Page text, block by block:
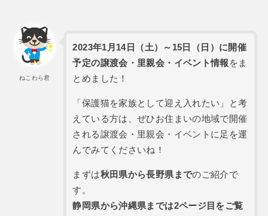
ねこわら君
2023年1月14日（土）～15日（日）に開催
予定の譲渡会・里親会・イベント情報 をま
とめました！
「保護猫を家族として迎え入れたい」と考
えている方は、ぜひお住まいの地域で開催
される譲渡会・里親会・イベントに足を運
んでみてくださいね！
まずは秋田県から長野県までのご紹介で
す。
静岡県から沖縄県までは2ページ目をご覧